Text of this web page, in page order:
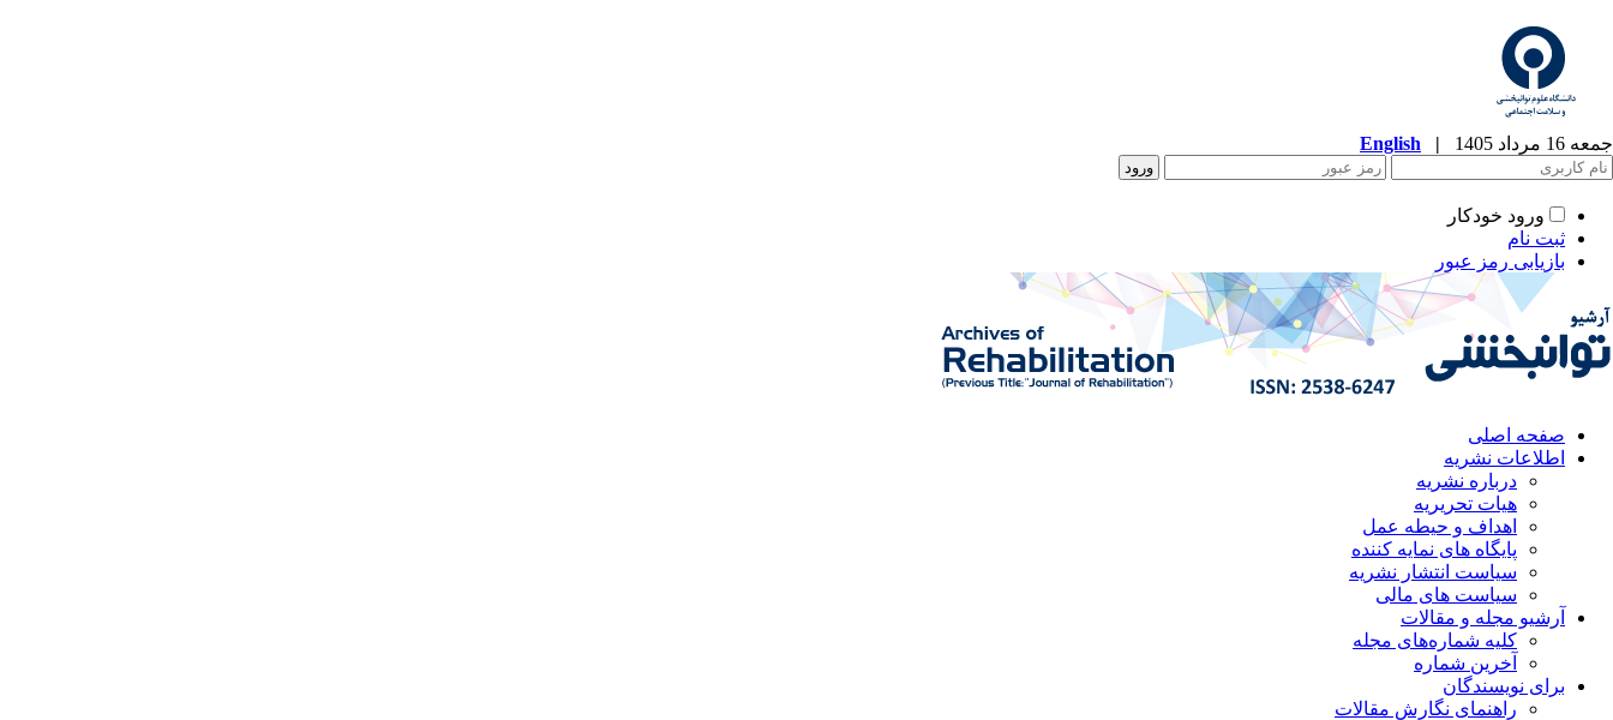
جمعه 16 مرداد 1405 |
English
ورود خودکار
ثبت نام
بازیابی رمز عبور
صفحه اصلی
اطلاعات نشریه
درباره نشریه
هیات تحریریه
اهداف و حیطه عمل
پایگاه های نمایه کننده
سیاست انتشار نشریه
سیاست های مالی
آرشیو مجله و مقالات
کلیه شماره‌های مجله
آخرین شماره
برای نویسندگان
راهنمای نگارش مقالات